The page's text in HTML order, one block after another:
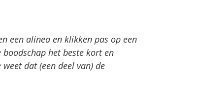
een alinea en klikken pas op een
het beste kort en
dat (een deel van) de